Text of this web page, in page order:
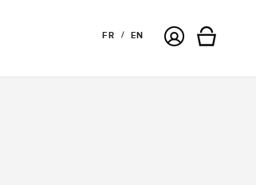
FR EN Connexion
Panier